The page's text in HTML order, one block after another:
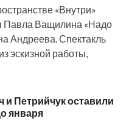
«Внутри»
Павла Ващилина «Надо
Андреева. Спектакль
эскизной работы,
и Петрийчук оставили
января